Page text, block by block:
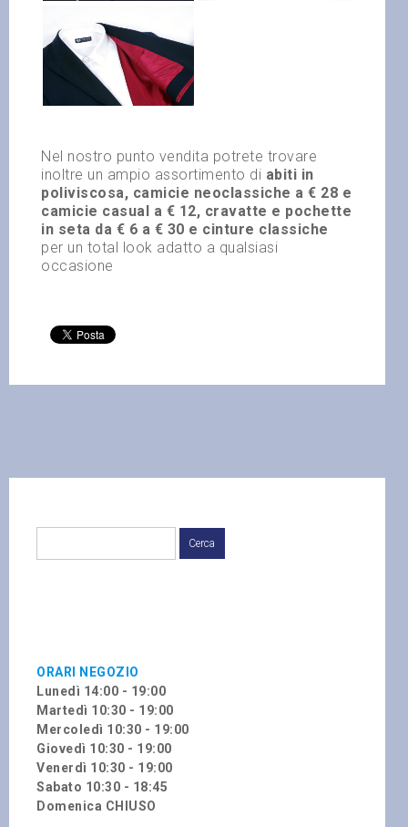
Nel nostro punto vendita potrete trovare
inoltre un ampio assortimento di abiti in
poliviscosa, camicie neoclassiche a € 28 e
camicie casual a € 12, cravatte e pochette
in seta da € 6 a € 30 e cinture classiche
per un total look adatto a qualsiasi
occasione
ORARI NEGOZIO
Lunedì 14:00 - 19:00
Martedì 10:30 - 19:00
Mercoledì 10:30 - 19:00
Giovedì 10:30 - 19:00
Venerdì 10:30 - 19:00
Sabato 10:30 - 18:45
Domenica CHIUSO